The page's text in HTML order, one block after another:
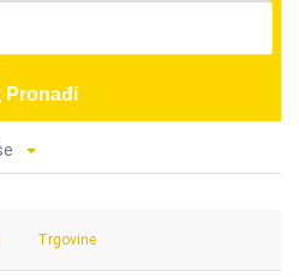
Pronađi
Trgovine